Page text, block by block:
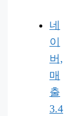
네
이
버,
매
출
3.4